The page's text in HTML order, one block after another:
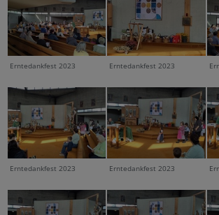
Erntedankfest 2023 Erntedankfest 2023
Erntedankfest 2023 Erntedankfest 2023